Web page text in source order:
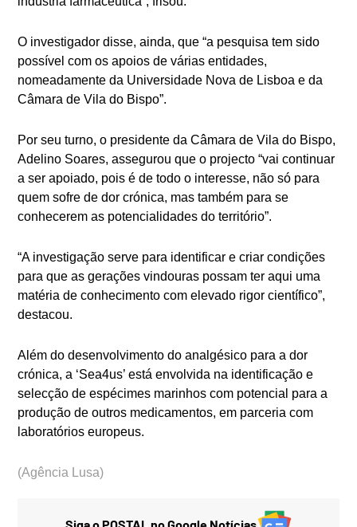
O investigador disse, ainda, que “a pesquisa tem sido
possível com os apoios de várias entidades,
nomeadamente da Universidade Nova de Lisboa e da
Câmara de Vila do Bispo”.
Por seu turno, o presidente da Câmara de Vila do Bispo,
Adelino Soares, assegurou que o projecto “vai continuar
a ser apoiado, pois é de todo o interesse, não só para
quem sofre de dor crónica, mas também para se
conhecerem as potencialidades do território”.
“A investigação serve para identificar e criar condições
para que as gerações vindouras possam ter aqui uma
matéria de conhecimento com elevado rigor científico”,
destacou.
Além do desenvolvimento do analgésico para a dor
crónica, a ‘Sea4us’ está envolvida na identificação e
selecção de espécimes marinhos com potencial para a
produção de outros medicamentos, em parceria com
laboratórios europeus.
(Agência Lusa)